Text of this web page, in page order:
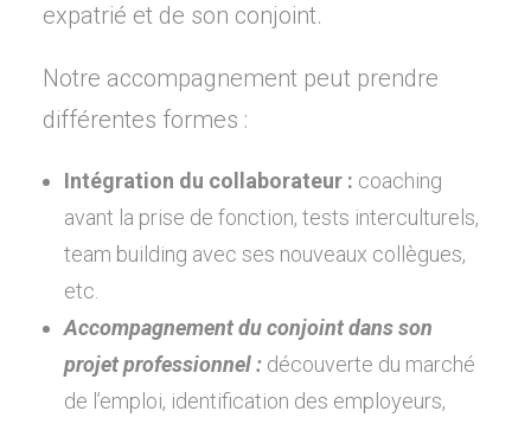
expatrié et de son conjoint.
Notre accompagnement peut prendre
différentes formes :
Intégration du collaborateur : coaching
avant la prise de fonction, tests interculturels,
team building avec ses nouveaux collègues,
etc.
Accompagnement du conjoint dans son
projet professionnel : découverte du marché
de l’emploi, identification des employeurs,